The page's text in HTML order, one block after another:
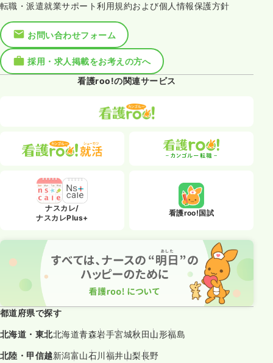
転職・派遣就業サポート利用規約および個人情報保護方針
お問い合わせフォーム
採用・求人掲載をお考えの方へ
看護roo!の関連サービス
ナスカレ/
ナスカレPlus+
看護roo!国試
都道府県で探す
北海道・東北北海道青森岩手宮城秋田山形福島
北陸・甲信越新潟富山石川福井山梨長野